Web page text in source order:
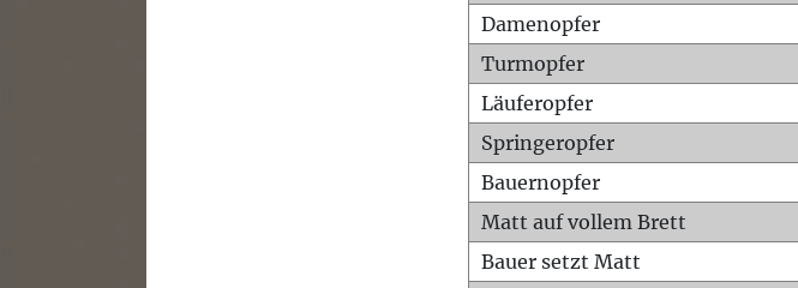
Damenopfer
Turmopfer
Läuferopfer
Springeropfer
Bauernopfer
Matt auf vollem Brett
Bauer setzt Matt